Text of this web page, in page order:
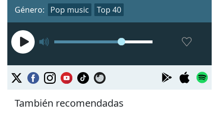
Género: Pop music Top 40
También recomendadas